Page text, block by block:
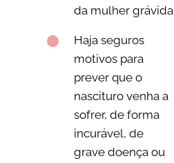
da mulher grávida
Haja seguros
motivos para
prever que o
nascituro venha a
sofrer, de forma
incurável, de
grave doença ou